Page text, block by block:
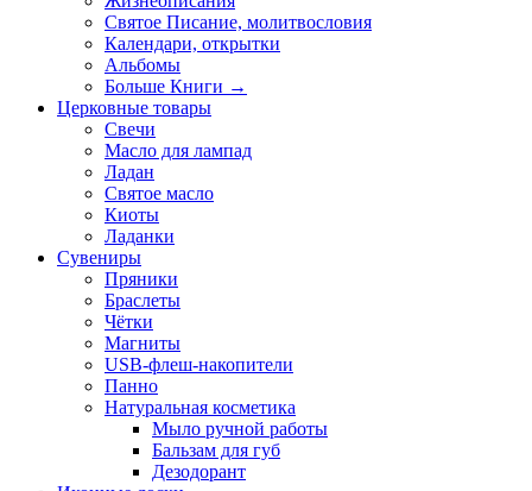
Святое Писание, молитвословия
Календари, открытки
Альбомы
Больше Книги →
Церковные товары
Свечи
Масло для лампад
Ладан
Святое масло
Киоты
Ладанки
Сувениры
Пряники
Браслеты
Чётки
Магниты
USB-флеш-накопители
Панно
Натуральная косметика
Мыло ручной работы
Бальзам для губ
Дезодорант